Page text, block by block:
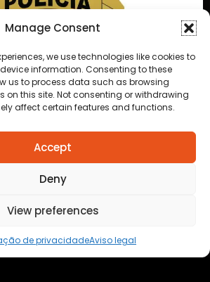
Manage Consent
we use technologies like cookies to
information. Consenting to these
us to process data such as browsing
on this site. Not consenting or withdrawing
affect certain features and functions.
Accept
Deny
View preferences
de privacidadeAviso legal